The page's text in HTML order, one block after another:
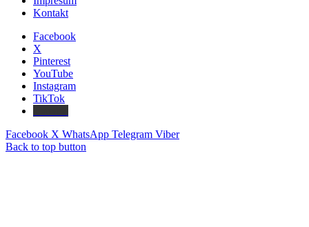
Kontakt
Facebook
X
Pinterest
YouTube
Instagram
TikTok
Facebook X WhatsApp Telegram Viber
Back to top button